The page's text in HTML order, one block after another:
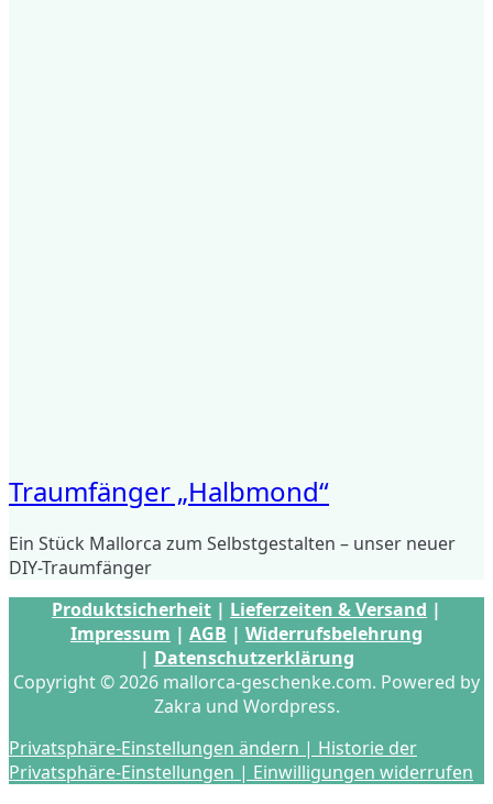
Traumfänger „Halbmond“
Ein Stück Mallorca zum Selbstgestalten – unser neuer
DIY-Traumfänger
Produktsicherheit | Lieferzeiten & Versand |
Impressum | AGB | Widerrufsbelehrung
| Datenschutzerklärung
Copyright © 2026 mallorca-geschenke.com. Powered by
Zakra und Wordpress.
Privatsphäre-Einstellungen ändern | Historie der
Privatsphäre-Einstellungen | Einwilligungen widerrufen